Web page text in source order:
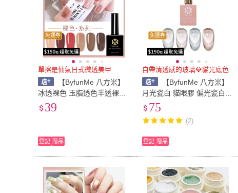
免運券
單擦是仙氣日式微透美甲
【ByfunMe 八方米】
冰透裸色 玉脂透色半透裸色
裸膚色裸粉裸透光撩膠指甲
39
登記 贈品
免運券
自帶清透感的玻璃💎貓光底色
【ByfunMe 八方米】
月光瓷白 貓眼膠 偏光瓷白晶
石貓眼膠 光撩甲油膠可卸式
ll
75
(2)
登記 贈品